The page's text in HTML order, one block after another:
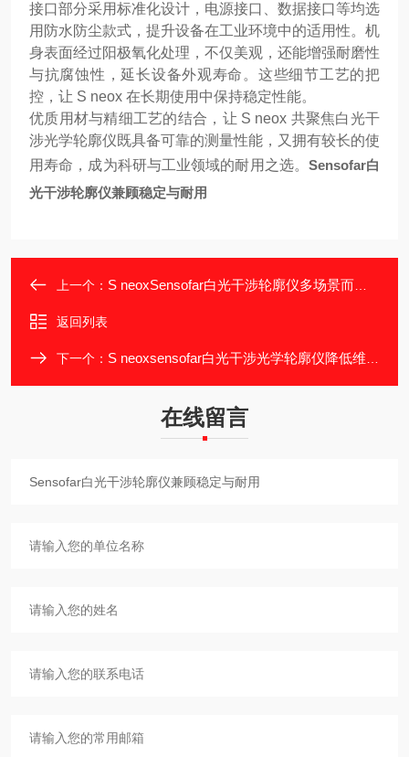
接口部分采用标准化设计，电源接口、数据接口等均选
用防水防尘款式，提升设备在工业环境中的适用性。机
身表面经过阳极氧化处理，不仅美观，还能增强耐磨性
与抗腐蚀性，延长设备外观寿命。这些细节工艺的把
控，让 S neox 在长期使用中保持稳定性能。
优质用材与精细工艺的结合，让 S neox 共聚焦白光干
涉光学轮廓仪既具备可靠的测量性能，又拥有较长的使
用寿命，成为科研与工业领域的耐用之选。 Sensofar白
光干涉轮廓仪兼顾稳定与耐用
上一个： S neoxSensofar白光干涉轮廓仪多场景而生灵活架构
返回列表
下一个： S neoxsensofar白光干涉光学轮廓仪降低维护难度
在线留言